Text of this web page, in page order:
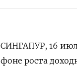
СИНГАПУР, 16 июл
фоне роста